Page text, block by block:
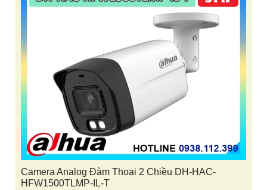
Camera Analog Đàm Thoại 2 Chiều DH-HAC-
HFW1500TLMP-IL-T